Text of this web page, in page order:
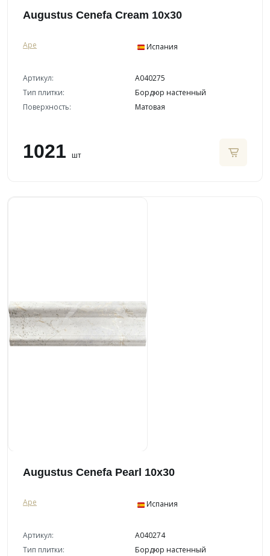
Augustus Cenefa Cream 10x30
Ape Испания
Артикул:
A040275
Тип плитки:
Бордюр настенный
Поверхность:
Матовая
1021 шт
Augustus Cenefa Pearl 10x30
Ape Испания
Артикул:
A040274
Тип плитки:
Бордюр настенный